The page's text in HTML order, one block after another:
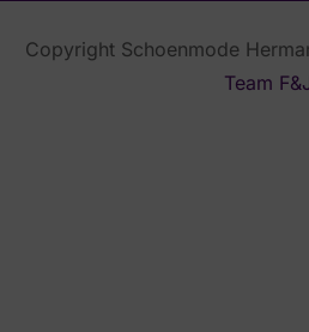
Copyright Schoenmode
Team